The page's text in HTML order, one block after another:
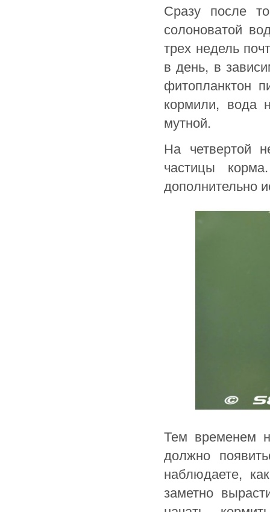
Сразу после
солоноватой
трех недель
в день, в
фитопланктон
кормили, вода
мутной.
На четвертой
частицы
дополнительно
Тем временем
должно
наблюдаете,
заметно